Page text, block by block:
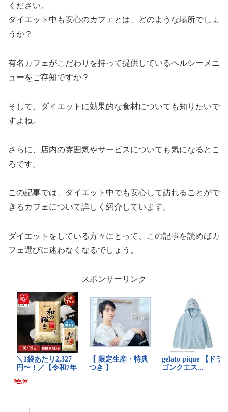
ください。
ダイエット中も安心のカフェとは、どのような場所でしょ
うか？
有名カフェがこだわりを持って提供しているヘルシーメニ
ューをご存知ですか？
そして、ダイエットに効果的な食材についても知りたいで
すよね。
さらに、店内の雰囲気やサービスについても気になるとこ
ろです。
この記事では、ダイエット中でも安心して訪れることがで
きるカフェについて詳しく紹介しています。
ダイエットをしている方々にとって、この記事を読めばカ
フェ選びに迷わなくなるでしょう。
スポンサーリンク